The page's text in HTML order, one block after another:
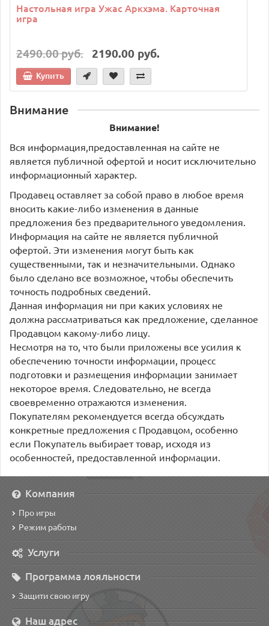
Настольная игра Ужас Аркхэма. Карточная
игра
2490.00 руб. 2190.00 руб.
Купить
Внимание
Внимание!
Вся информация,предоставленная на сайте не
является публичной офертой и носит исключительно
информационный характер.
Продавец оставляет за собой право в любое время
вносить какие-либо изменения в данные
предложения без предварительного уведомления.
Информация на сайте не является публичной
офертой. Эти изменения могут быть как
существенными, так и незначительными. Однако
было сделано все возможное, чтобы обеспечить
точность подробных сведений.
Данная информация ни при каких условиях не
должна рассматриваться как предложение, сделанное
Продавцом какому-либо лицу.
Несмотря на то, что были приложены все усилия к
обеспечению точности информации, процесс
подготовки и размещения информации занимает
некоторое время. Следовательно, не всегда
своевременно отражаются изменения.
Покупателям рекомендуется всегда обсуждать
конкретные предложения с Продавцом, особенно
если Покупатель выбирает товар, исходя из
особенностей, предоставленной информации.
Компания
Про игры
Режим работы
Услуги
Программа лояльности
Защити свою игру
Наш адрес